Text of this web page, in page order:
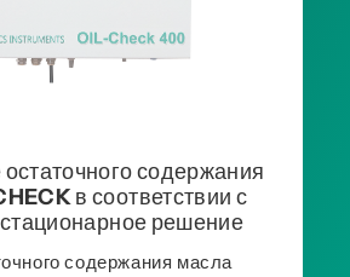
содержания
в соответствии с
решение
содержания масла